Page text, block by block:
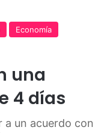
Economía
una
4 días
a un acuerdo con